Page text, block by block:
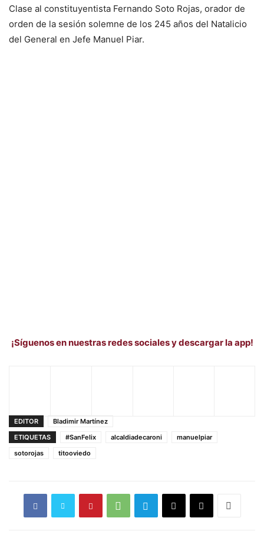
Clase al constituyentista Fernando Soto Rojas, orador de
orden de la sesión solemne de los 245 años del Natalicio
del General en Jefe Manuel Piar.
¡Síguenos en nuestras redes sociales y descargar la app!
EDITOR
Bladimir Martínez
ETIQUETAS
#SanFelix alcaldiadecaroni
manuelpiar
sotorojas
titooviedo